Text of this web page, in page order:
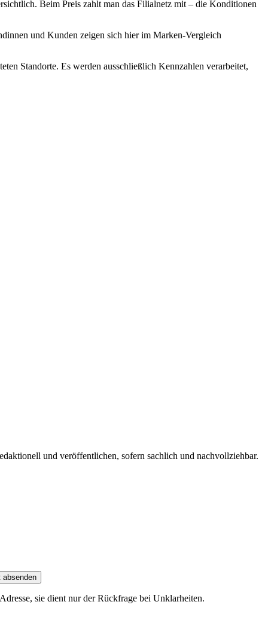
Beim Preis zahlt man das Filialnetz mit – die Konditionen
und Kunden zeigen sich hier im Marken-Vergleich
Standorte. Es werden ausschließlich Kennzahlen verarbeitet,
und veröffentlichen, sofern sachlich und nachvollziehbar.
absenden
sie dient nur der Rückfrage bei Unklarheiten.